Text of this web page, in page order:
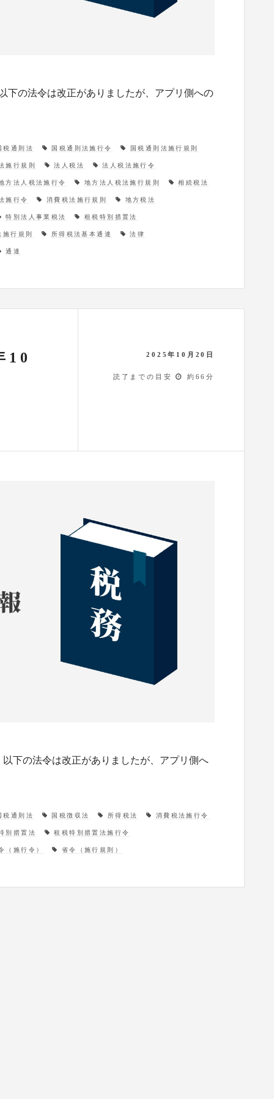
下の法令は改正がありましたが、アプリ側への
税通則法 国税通則法施行令 国税通則法施行規則
施行規則 法人税法 法人税法施行令
方法人税法施行令 地方法人税法施行規則 相続税法
施行令 消費税法施行規則 地方税法
特別法人事業税法 租税特別措置法
行規則 所得税法基本通達 法律
通達
10 2025年10月20日
読了までの目安 約66分
下の法令は改正がありましたが、アプリ側へ
税通則法 国税徴収法 所得税法 消費税法施行令
別措置法 租税特別措置法施行令
（施行令） 省令（施行規則）